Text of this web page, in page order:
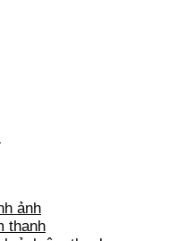
ảnh
thanh